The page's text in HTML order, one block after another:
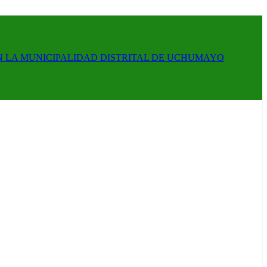
LA MUNICIPALIDAD DISTRITAL DE UCHUMAYO